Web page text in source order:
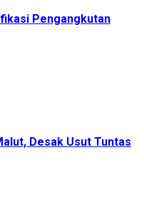
Pengangkutan
Desak Usut Tuntas